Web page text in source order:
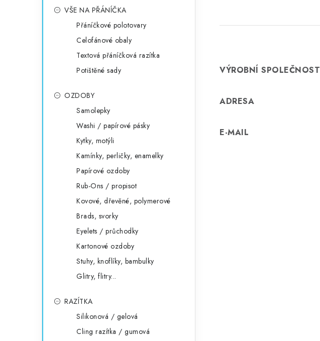
VŠE NA PŘÁNÍČKA
Přáníčkové polotovary
Celofánové obaly
Textová přáníčková razítka
Potištěné sady
OZDOBY
Samolepky
Washi / papírové pásky
Kytky, motýli
Kamínky, perličky, enamelky
Papírové ozdoby
Rub-Ons / propisot
Kovové, dřevěné, polymerové
Brads, svorky
Eyelets / průchodky
Kartonové ozdoby
Stuhy, knoflíky, bambulky
Glitry, flitry...
RAZÍTKA
Silikonová / gelová
Cling razítka / gumová
VÝROBNÍ SPOLEČNOST
ADRESA
E-MAIL